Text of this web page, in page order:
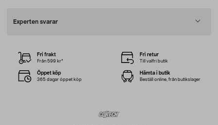
Experten svarar
Fri frakt
Från 599 kr*
Fri retur
Till valfri butik
Öppet köp
365 dagar öppet köp
Hämta i butik
Beställ online, från butikslager